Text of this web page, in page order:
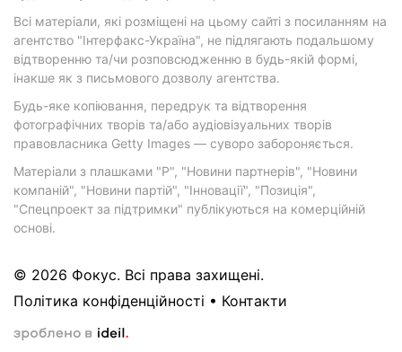
Всі матеріали, які розміщені на цьому сайті з посиланням на
агентство "Інтерфакс-Україна", не підлягають подальшому
відтворенню та/чи розповсюдженню в будь-якій формі,
інакше як з письмового дозволу агентства.
Будь-яке копіювання, передрук та відтворення
фотографічних творів та/або аудіовізуальних творів
правовласника Getty Images — суворо забороняється.
Матеріали з плашками "Р", "Новини партнерів", "Новини
компаній", "Новини партій", "Інновації", "Позиція",
"Спецпроект за підтримки" публікуються на комерційній
основі.
© 2026 Фокус. Всі права захищені.
Політика конфіденційності • Контакти